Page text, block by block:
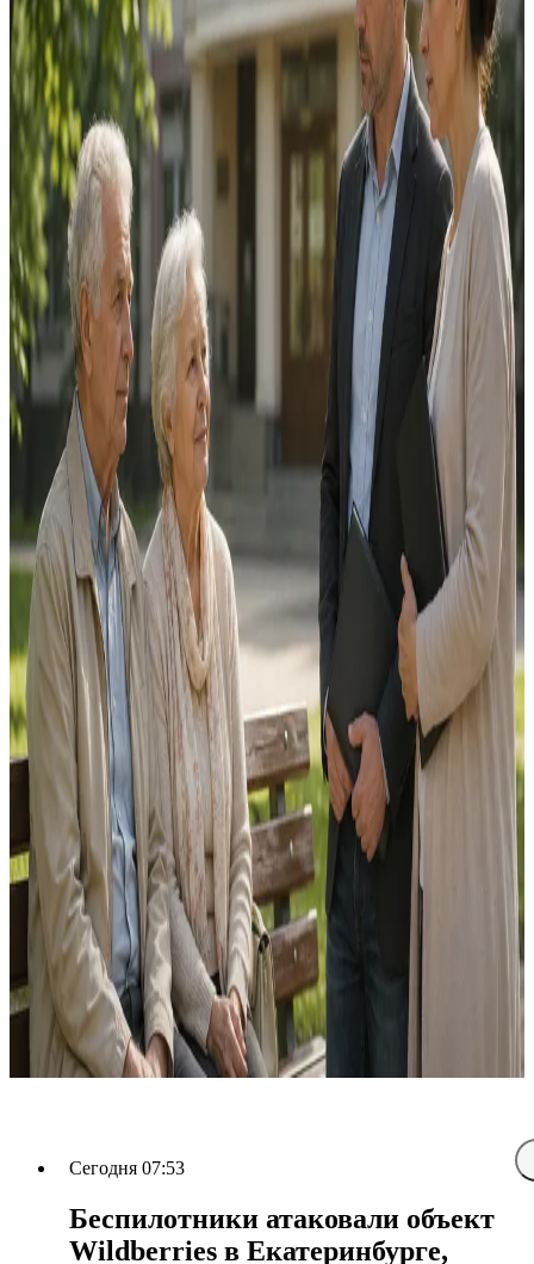
Сегодня 07:53
Беспилотники атаковали объект
Wildberries в Екатеринбурге,